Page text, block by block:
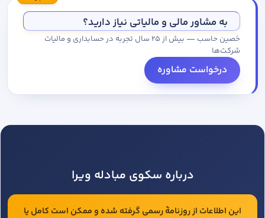
به مشاور مالی و مالیاتی نیاز دارید؟
حَصین حاسب — بیش از ۲۵ سال تجربه در حسابداری و مالیات
شرکت‌ها
درخواست مشاوره
درباره سکوی مبادله ویرا
این اطلاعات از روزنامهٔ رسمی گرفته شده و ممکن است کامل یا